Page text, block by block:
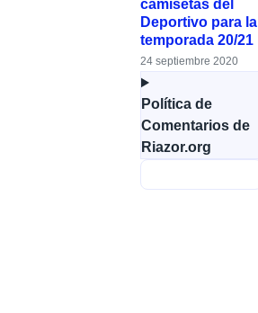
camisetas del
Deportivo para la
temporada 20/21
24 septiembre 2020
Política de
Comentarios de
Riazor.org